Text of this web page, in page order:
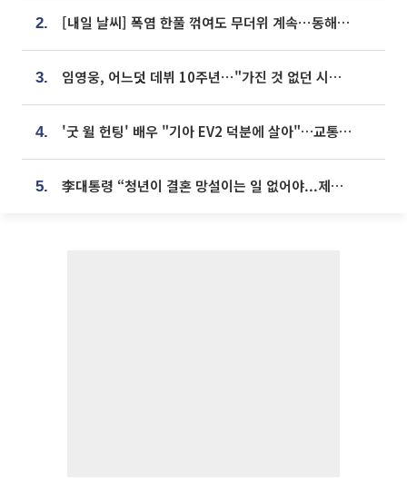
2. [내일 날씨] 폭염 한풀 꺾여도 무더위 계속⋯동해안 이틀 연속 비
3. 임영웅, 어느덧 데뷔 10주년⋯"가진 것 없던 시절, 내 앞엔 20명의 팬뿐"
4. '굿 윌 헌팅' 배우 "기아 EV2 덕분에 살아"…교통사고 후 안전성 극찬
5. 李대통령 “청년이 결혼 망설이는 일 없어야...제도상 불이익 조사”